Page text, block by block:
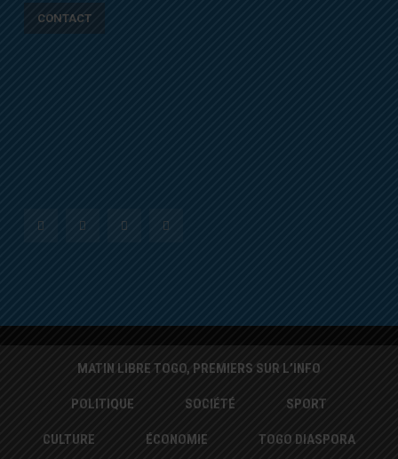
CONTACT
MATIN LIBRE TOGO, PREMIERS SUR L’INFO
POLITIQUE SOCIÉTÉ SPORT
CULTURE ÉCONOMIE TOGO DIASPORA